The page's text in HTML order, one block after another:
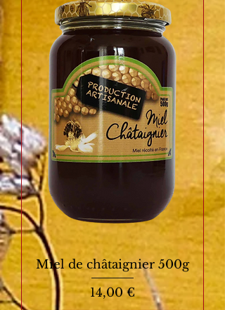
Miel de châtaignier 500g
Prix
14,00 €